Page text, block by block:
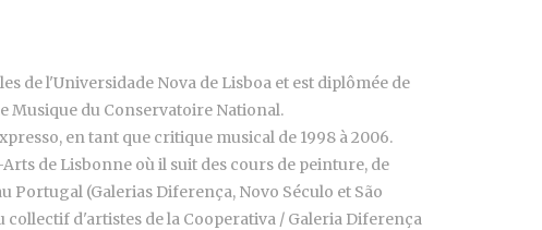
de l'Universidade Nova de Lisboa et est diplômée de
Musique du Conservatoire National.
en tant que critique musical de 1998 à 2006.
de Lisbonne où il suit des cours de peinture, de
Portugal (Galerias Diferença, Novo Século et São
d'artistes de la Cooperativa / Galeria Diferença